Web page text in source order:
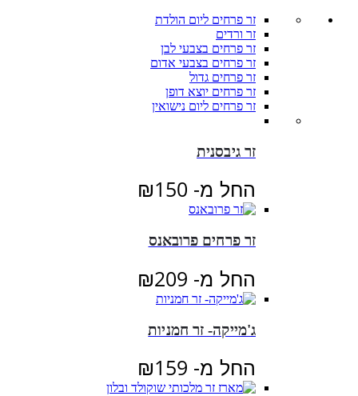
זר פרחים ליום הולדת
זר ורדים
זר פרחים בצבעי לבן
זר פרחים בצבעי אדום
זר פרחים גדול
זר פרחים יוצא דופן
זר פרחים ליום נישואין
זר גיבסנית
החל מ- ₪150
זר פרחים פרובאנס
החל מ- ₪209
ג'מייקה- זר חמניות
החל מ- ₪159